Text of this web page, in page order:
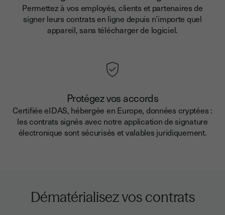
Permettez à vos employés, clients et partenaires de
signer leurs contrats en ligne depuis n’importe quel
appareil, sans télécharger de logiciel.
Protégez vos accords
Certifiée eIDAS, hébergée en Europe, données cryptées :
les contrats signés avec notre application de signature
électronique sont sécurisés et valables juridiquement.
Dématérialisez vos contrats